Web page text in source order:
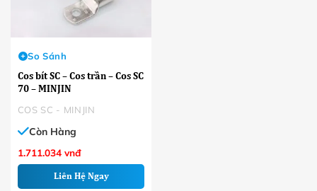
COS SC - MINJIN
Cos bít SC – Cos trần – Cos SC
70 – MINJIN
So Sánh
Còn Hàng
1.711.034 vnđ
Liên Hệ Ngay